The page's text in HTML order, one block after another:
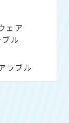
ラブル